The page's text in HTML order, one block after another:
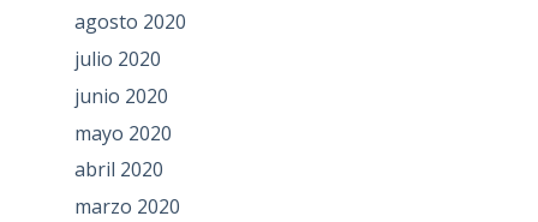
agosto 2020
julio 2020
junio 2020
mayo 2020
abril 2020
marzo 2020